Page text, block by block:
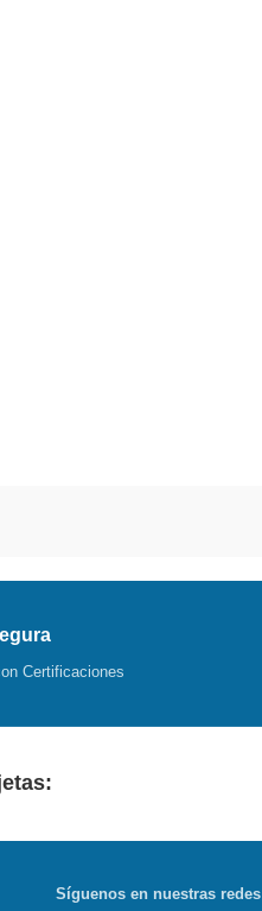
Certificaciones
Síguenos en nuestras redes